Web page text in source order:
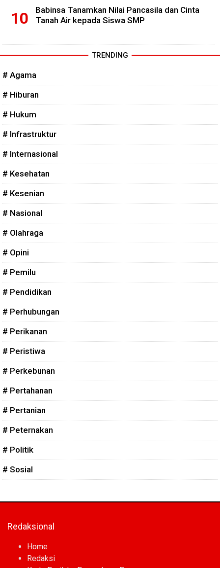
Babinsa Tanamkan Nilai Pancasila dan Cinta
Tanah Air kepada Siswa SMP
TRENDING
# Agama
# Hiburan
# Hukum
# Infrastruktur
# Internasional
# Kesehatan
# Kesenian
# Nasional
# Olahraga
# Opini
# Pemilu
# Pendidikan
# Perhubungan
# Perikanan
# Peristiwa
# Perkebunan
# Pertahanan
# Pertanian
# Peternakan
# Politik
# Sosial
Redaksional
Home
Redaksi